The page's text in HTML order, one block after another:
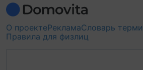
О проектеРекламаСловарь
Правила для физлиц